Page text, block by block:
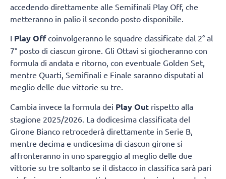
accedendo direttamente alle Semifinali Play Off, che
metteranno in palio il secondo posto disponibile.
I Play Offcoinvolgeranno le squadre classificate dal 2° al
7° posto di ciascun girone. Gli Ottavi si giocheranno con
formula di andata e ritorno, con eventuale Golden Set,
mentre Quarti, Semifinali e Finale saranno disputati al
meglio delle due vittorie su tre.
Cambia invece la formula dei Play Out rispetto alla
stagione 2025/2026. La dodicesima classificata del
Girone Bianco retrocederà direttamente in Serie B,
mentre decima e undicesima di ciascun girone si
affronteranno in uno spareggio al meglio delle due
vittorie su tre soltanto se il distacco in classifica sarà pari